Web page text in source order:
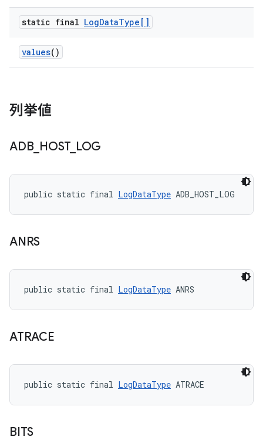
static final LogDataType[]
values()
列挙値
ADB_ HOST_ LOG
public static final LogDataType ADB_HOST_LOG
ANRS
public static final LogDataType ANRS
ATRACE
public static final LogDataType ATRACE
BITS